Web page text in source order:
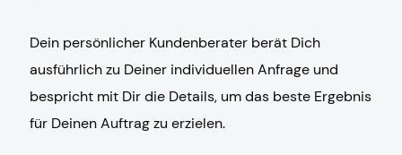
Dein persönlicher Kundenberater berät Dich
ausführlich zu Deiner individuellen Anfrage und
bespricht mit Dir die Details, um das beste Ergebnis
für Deinen Auftrag zu erzielen.